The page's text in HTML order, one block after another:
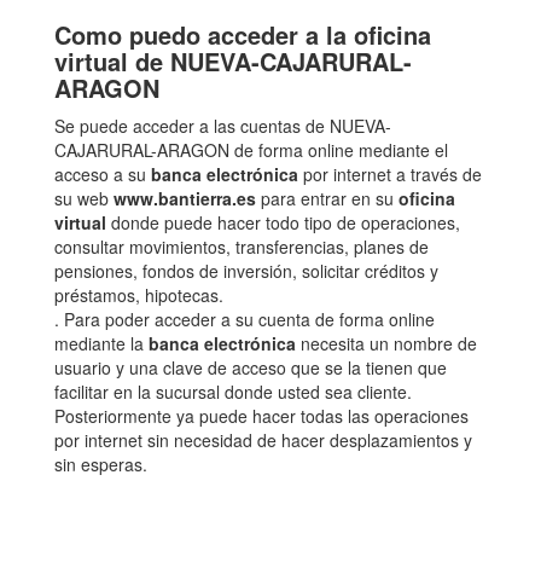
Como puedo acceder a la oficina
virtual de NUEVA-CAJARURAL-
ARAGON
Se puede acceder a las cuentas de NUEVA-
CAJARURAL-ARAGON de forma online mediante el
acceso a su banca electrónica por internet a través de
su web www.bantierra.es para entrar en su oficina
virtual donde puede hacer todo tipo de operaciones,
consultar movimientos, transferencias, planes de
pensiones, fondos de inversión, solicitar créditos y
préstamos, hipotecas.
. Para poder acceder a su cuenta de forma online
mediante la banca electrónica necesita un nombre de
usuario y una clave de acceso que se la tienen que
facilitar en la sucursal donde usted sea cliente.
Posteriormente ya puede hacer todas las operaciones
por internet sin necesidad de hacer desplazamientos y
sin esperas.